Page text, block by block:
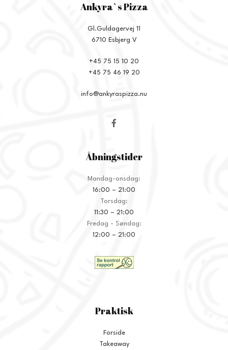
Ankyra`s Pizza
Gl.Guldagervej 11
6710 Esbjerg V
+45 75 15 10 20
+45 75 46 19 20
info@ankyraspizza.nu
Åbningstider
Mandag-onsdag:
16:00 – 21:00
Torsdag:
11:30 – 21:00
Fredag - Søndag:
12:00 – 21:00
Praktisk
Forside
Takeaway